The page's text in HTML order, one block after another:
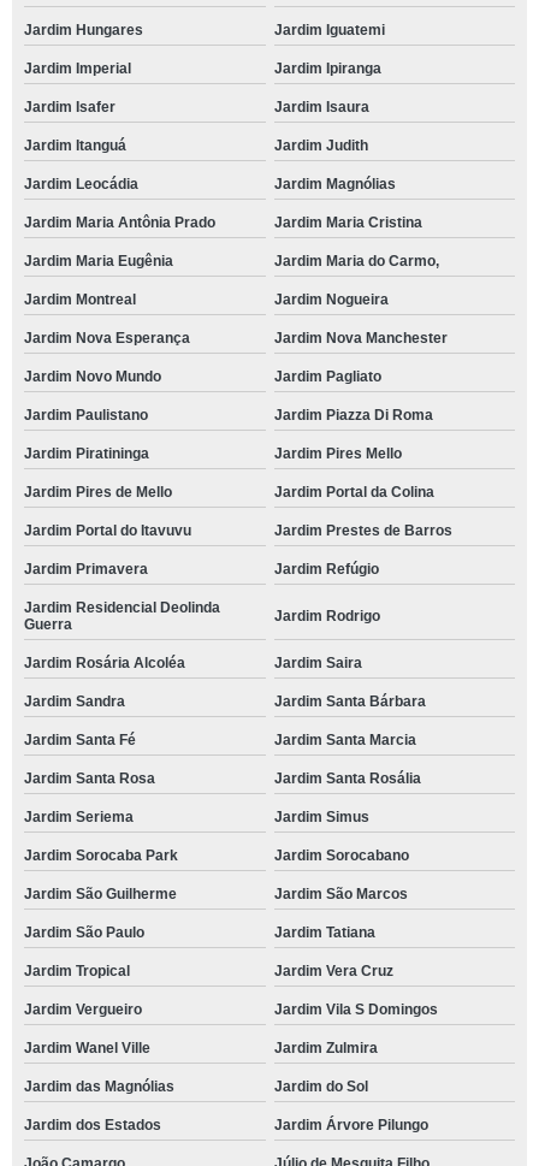
Jardim Hungares Jardim Iguatemi
Jardim Imperial Jardim Ipiranga
Jardim Isafer Jardim Isaura
Jardim Itanguá Jardim Judith
Jardim Leocádia Jardim Magnólias
Jardim Maria Antônia Prado Jardim Maria Cristina
Jardim Maria Eugênia Jardim Maria do Carmo,
Jardim Montreal Jardim Nogueira
Jardim Nova Esperança Jardim Nova Manchester
Jardim Novo Mundo Jardim Pagliato
Jardim Paulistano Jardim Piazza Di Roma
Jardim Piratininga Jardim Pires Mello
Jardim Pires de Mello Jardim Portal da Colina
Jardim Portal do Itavuvu Jardim Prestes de Barros
Jardim Primavera Jardim Refúgio
Jardim Residencial Deolinda
Guerra
Jardim Rodrigo
Jardim Rosária Alcoléa Jardim Saira
Jardim Sandra Jardim Santa Bárbara
Jardim Santa Fé Jardim Santa Marcia
Jardim Santa Rosa Jardim Santa Rosália
Jardim Seriema Jardim Simus
Jardim Sorocaba Park Jardim Sorocabano
Jardim São Guilherme Jardim São Marcos
Jardim São Paulo Jardim Tatiana
Jardim Tropical Jardim Vera Cruz
Jardim Vergueiro Jardim Vila S Domingos
Jardim Wanel Ville Jardim Zulmira
Jardim das Magnólias Jardim do Sol
Jardim dos Estados Jardim Árvore Pilungo